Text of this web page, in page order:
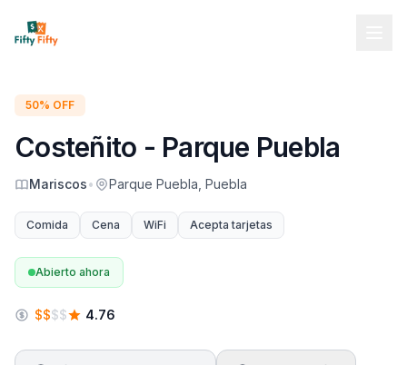
50% OFF
Costeñito - Parque Puebla
Mariscos• Parque Puebla, Puebla
Comida Cena WiFi Acepta tarjetas
Abierto ahora
$$$$ 4.76